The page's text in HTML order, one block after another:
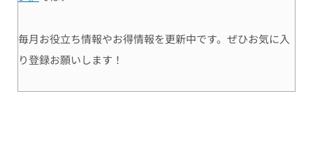
毎月お役立ち情報やお得情報を更新中です。ぜひお気に入
り登録お願いします！